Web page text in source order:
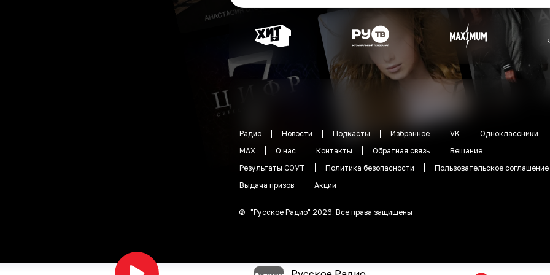
Радио Новости Подкасты Избранное VK
Одноклассники
MAX
О нас Контакты Обратная связь
Вещание
Результаты СОУТ
Политика безопасности
Пользовательское соглашение
Выдача призов
Акции
© "Русское Радио" 2026. Все права защищены